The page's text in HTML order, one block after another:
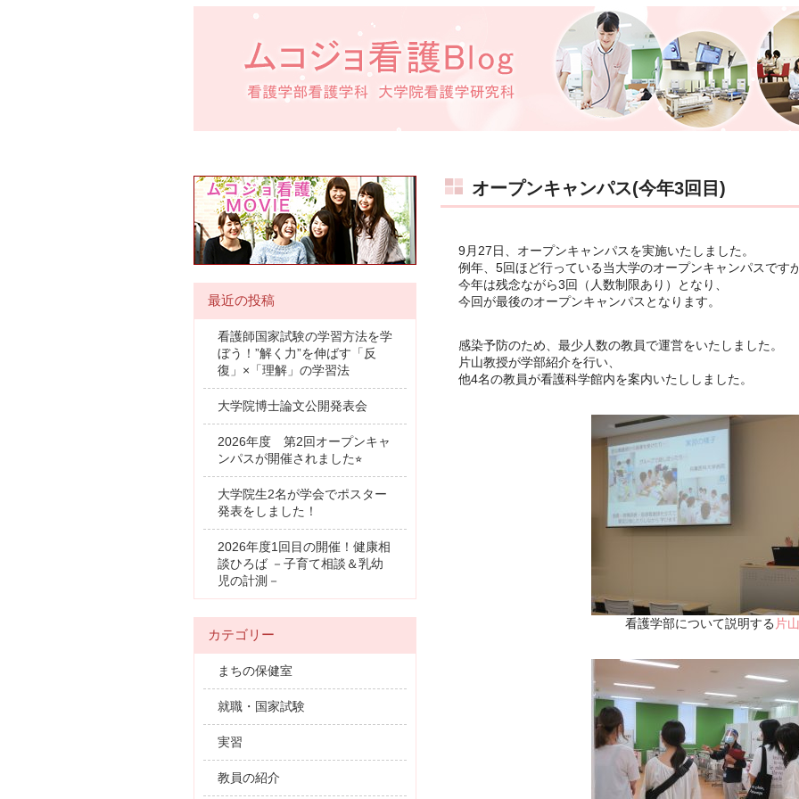
オープンキャンパス(今年3回目)
9月27日、オープンキャンパスを実施いたしました。
例年、5回ほど行っている当大学のオープンキャンパスです
今年は残念ながら3回（人数制限あり）となり、
今回が最後のオープンキャンパスとなります。
感染予防のため、最少人数の教員で運営をいたしました。
片山教授が学部紹介を行い、
他4名の教員が看護科学館内を案内いたししました。
看護学部について説明する 片
最近の投稿
看護師国家試験の学習方法を学
ぼう！”解く力”を伸ばす「反
復」×「理解」の学習法
大学院博士論文公開発表会
2026年度 第2回オープンキャ
ンパスが開催されました⭐︎
大学院生2名が学会でポスター
発表をしました！
2026年度1回目の開催！健康相
談ひろば －子育て相談＆乳幼
児の計測－
カテゴリー
まちの保健室
就職・国家試験
実習
教員の紹介